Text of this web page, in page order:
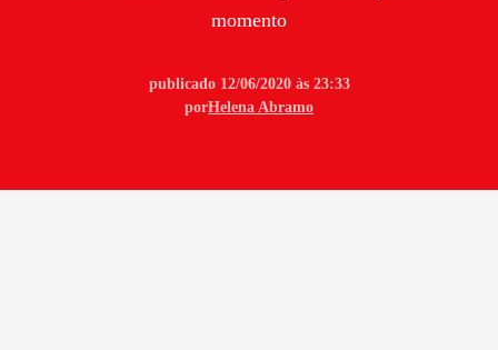
momento
publicado 12/06/2020 às 23:33
porHelena Abramo